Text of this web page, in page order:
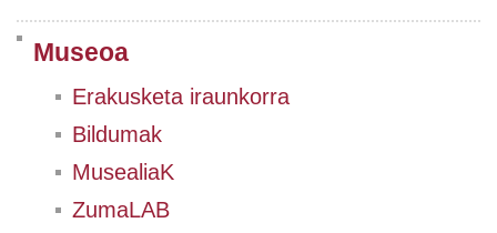
Museoa
Erakusketa iraunkorra
Bildumak
MusealiaK
ZumaLAB